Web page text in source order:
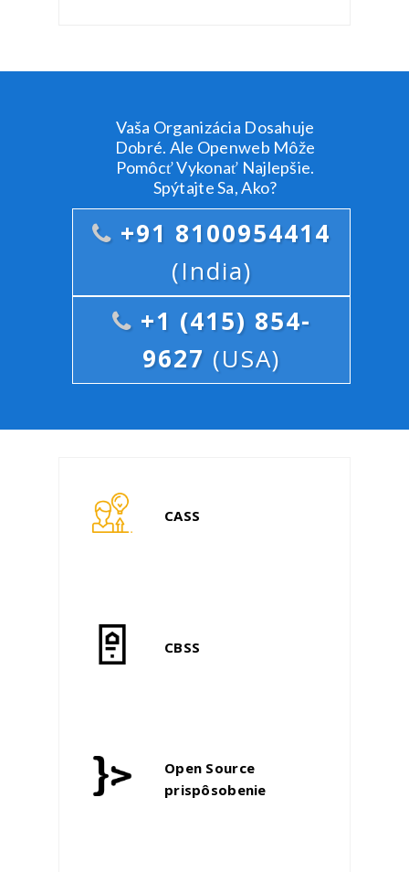
Vaša Organizácia Dosahuje
Dobré. Ale Openweb Môže
Pomôcť Vykonať Najlepšie.
Spýtajte Sa, Ako?
+91 8100954414
(India)
+1 (415) 854-
9627 (USA)
CASS
CBSS
Open Source
prispôsobenie